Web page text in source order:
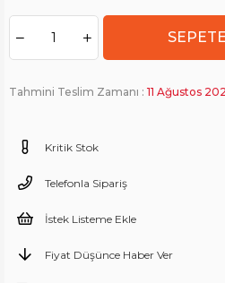
Tahmini Teslim Zamanı : 11 Ağustos
Kritik Stok
Telefonla Sipariş
İstek Listeme Ekle
Fiyat Düşünce Haber Ver